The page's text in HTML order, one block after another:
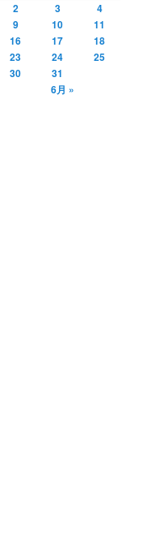
2 3
4
9 10
11
16 17
18
23 24
25
30
31
6月 »